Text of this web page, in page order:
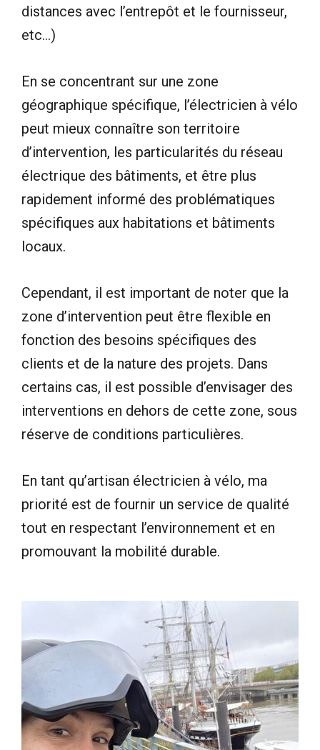
distances avec l’entrepôt et le fournisseur,
etc…)
En se concentrant sur une zone
géographique spécifique, l’électricien à vélo
peut mieux connaître son territoire
d’intervention, les particularités du réseau
électrique des bâtiments, et être plus
rapidement informé des problématiques
spécifiques aux habitations et bâtiments
locaux.
Cependant, il est important de noter que la
zone d’intervention peut être flexible en
fonction des besoins spécifiques des
clients et de la nature des projets. Dans
certains cas, il est possible d’envisager des
interventions en dehors de cette zone, sous
réserve de conditions particulières.
En tant qu’artisan électricien à vélo, ma
priorité est de fournir un service de qualité
tout en respectant l’environnement et en
promouvant la mobilité durable.